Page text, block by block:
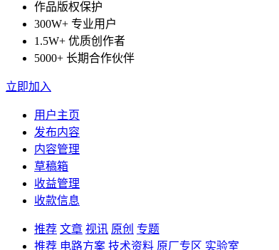
作品版权保护
300W+ 专业用户
1.5W+ 优质创作者
5000+ 长期合作伙伴
立即加入
用户主页
发布内容
内容管理
草稿箱
收益管理
收款信息
推荐 文章 视讯 原创 专题
推荐 电路方案 技术资料 原厂专区 实验室